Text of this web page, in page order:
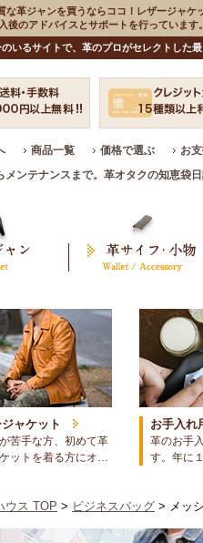
な革ジャンを買うならココ！レザージャケ
後のアドバイスとサポートを行っていま
いるサイトで、革のプロがセレクトした
商品一覧 価格で選ぶ お
メンテナンスまで。革オタクの知恵袋
ジャケット
苦手な方、初めて革
ットを着る方にオ…
お手入
革のお手
す。年に
ウス TOP > ビジネスバッグ > メッ